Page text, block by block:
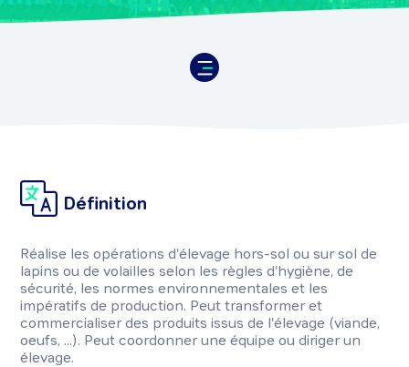
Définition
Réalise les opérations d'élevage hors-sol ou sur sol de
lapins ou de volailles selon les règles d'hygiène, de
sécurité, les normes environnementales et les
impératifs de production. Peut transformer et
commercialiser des produits issus de l'élevage (viande,
oeufs, ...). Peut coordonner une équipe ou diriger un
élevage.